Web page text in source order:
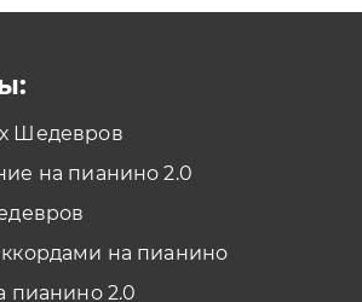
задания в тренажерах с
Планшета/телефона?
Шедевров
на пианино 2.0
на пианино
пианино 2.0